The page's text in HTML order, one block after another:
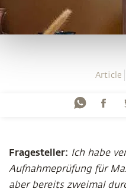
Article
Fragesteller: Ich habe
Aufnahmeprüfung für
aber bereits zweimal